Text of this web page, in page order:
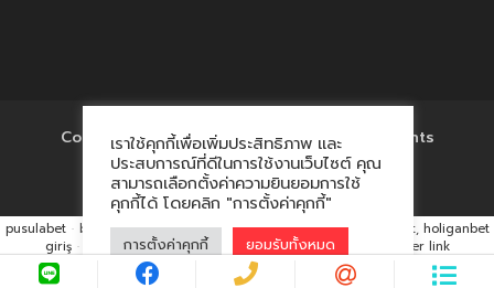
Copyright © 2017 'โรงงานของพรีเมี่ยม' All Rights
Reserved.
เราใช้คุกกี้เพื่อเพิ่มประสิทธิภาพ และ
ประสบการณ์ที่ดีในการใช้งานเว็บไซต์ คุณ
สามารถเลือกตั้งค่าความยินยอมการใช้
คุกกี้ได้ โดยคลิก "การตั้งค่าคุกกี้"
การตั้งค่าคุกกี้ ยอมรับทั้งหมด
pusulabet · betyap · avrupabet · matbet, matbet giriş ·
holiganbet, holiganbet
giriş · cratosroyalbet · maxwin hacklink market, kalıcı footer link